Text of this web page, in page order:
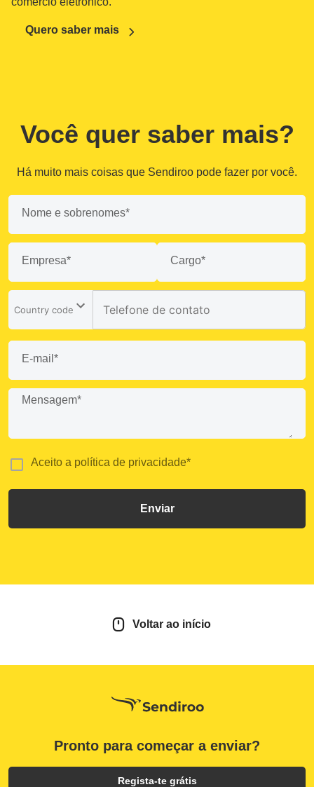
Quero saber mais
Você quer saber mais?
Há muito mais coisas que Sendiroo pode fazer por você.
Nome e sobrenomes*
Empresa* Cargo*
E-mail*
Mensagem*
Aceito a política de privacidade*
Enviar
Voltar ao início
Pronto para começar a enviar?
Regista-te grátis